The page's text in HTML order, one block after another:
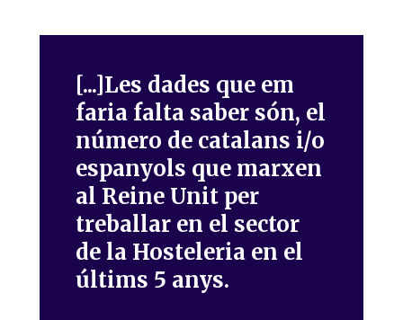
[...]Les dades que em
faria falta saber són, el
número de catalans i/o
espanyols que marxen
al Reine Unit per
treballar en el sector
de la Hosteleria en el
últims 5 anys.